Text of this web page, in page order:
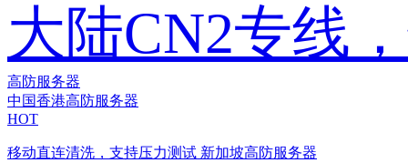
大陆CN2专线
高防服务器
中国香港高防服务器
HOT
移动直连清洗，支持压力测试 新加坡高防服务器